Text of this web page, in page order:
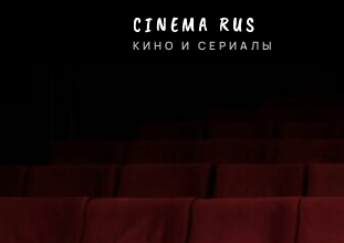
CINEMA RUS
КИНО И СЕРИАЛЫ